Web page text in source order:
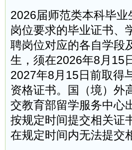
2026届师范类本科毕
岗位要求的毕业证书、
聘岗位对应的各自学段
生，须在2026年8月15
2027年8月15日前取得
资格证书。国（境）外
交教育部留学服务中心
按规定时间提交相关证
在规定时间内无法提交